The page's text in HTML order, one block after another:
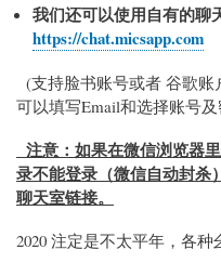
我们还可以使用自有的聊
https://chat.micsapp.com
(支持脸书账号或者 谷歌账
可以填写Email和选择账号及
注意：如果在微信浏览器
录不能登录（微信自动封杀
聊天室链接。
2020 注定是不太平年，各种